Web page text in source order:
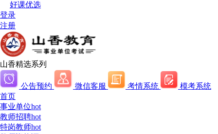
好课优选
登录
注册
山香精选系列
公告预约 微信客服 考情系统
模考系统
首页
事业单位hot
教师招聘hot
特岗教师hot